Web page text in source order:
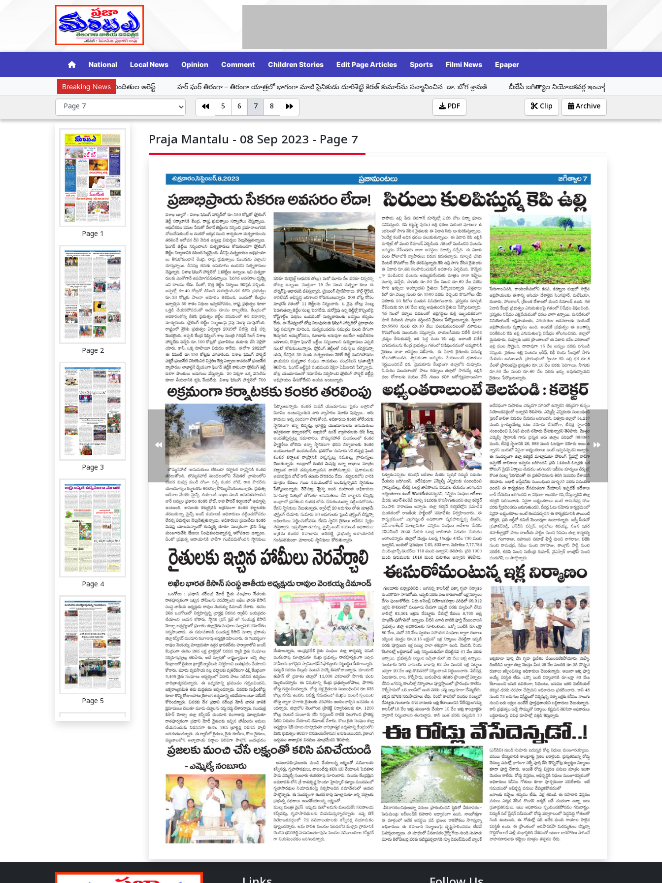
National Local News Opinion Comment Children Stories Edit Page Articles Sports Filmi News Epaper
Breaking News
నలుగురు నిందితుల అరెస్ట్ హర్ ఘర్ తిరంగా – తిరంగా యాత్రలో భాగంగా మాజీ సైనికుడు దూరిశెట్టి కిరణ్ కుమార్‌ను సన్మానించిన డా. బోగ శ్రావణి బీజేపీ జగిత్యాల నియోజకవర్గ ఇంచార్జ్ డా. బోగ శ్రావణి కి పోచమ్మ తల్లి బోనాల
5 6 7 8 PDF Archive
Clip
Page 1
Page 2
Page 3
Page 4
Page 5
Praja Mantalu - 08 Sep 2023 - Page 7